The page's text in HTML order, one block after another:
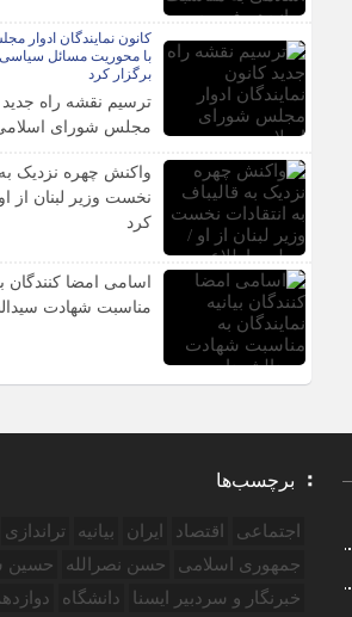
کانون نمایندگان ادوار
با محوریت مسائل سیاسی
برگزار کرد
ترسیم نقشه راه جدید
مجلس شورای
واکنش چهره نزدیک به
نخست وزیر لبنان از
کرد
اسامی امضا کنندگان
مناسبت شهادت
برچسب‌ها
اجتماعی اقتصاد ایران بیانیه تراندازی
جمهوری اسلامی
حسن نصرالله حسین
خبرنگار و سردبیر ایسنا
دانشگاه